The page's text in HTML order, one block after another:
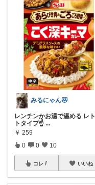
みるにゃん😻
レンチンかお湯で温める レ
トタイプ☝️ ...
￥ 259
0 0 10
コレ いいね